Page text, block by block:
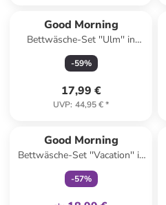
Good Morning
Bettwäsche-Set ''Ulm'' in
Hellgrau/ Blau
-59%
17,99 €
UVP: 44,95 €*
Good Morning
Bettwäsche-Set ''Vacation'' in
Hellblau/ Creme
-57%